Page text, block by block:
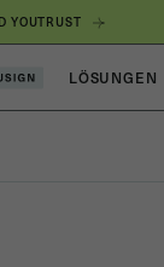
YOUTRUST
LÖSUNGEN